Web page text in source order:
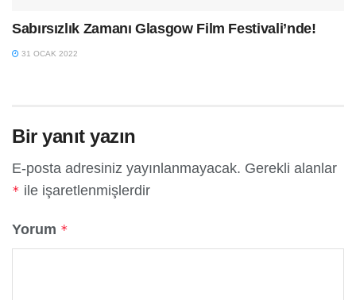
Sabırsızlık Zamanı Glasgow Film Festivali’nde!
31 OCAK 2022
Bir yanıt yazın
E-posta adresiniz yayınlanmayacak. Gerekli alanlar
* ile işaretlenmişlerdir
Yorum *